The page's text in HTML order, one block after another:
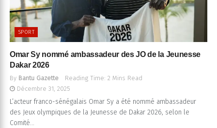
SPORT
Omar Sy nommé ambassadeur des JO de la Jeunesse
Dakar 2026
By Bantu Gazette
Reading Time: 2 Mins Read
Décembre 31, 2025
L’acteur franco-sénégalais Omar Sy a été nommé ambassadeur
des Jeux olympiques de la Jeunesse de Dakar 2026, selon le
Comité...